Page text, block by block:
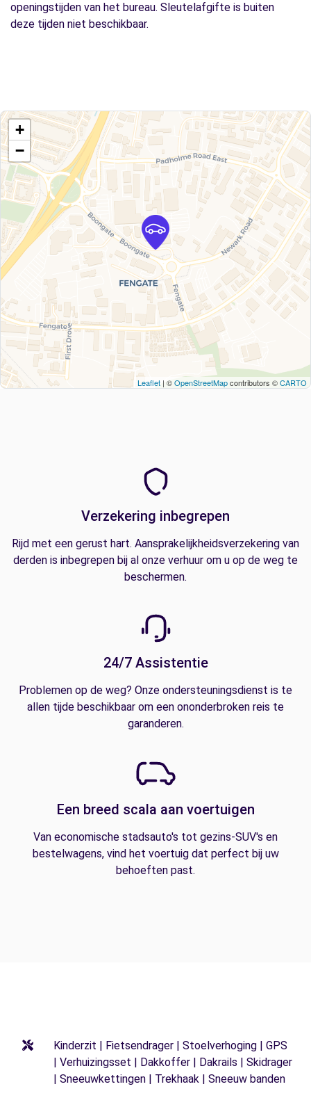
openingstijden van het bureau. Sleutelafgifte is buiten
deze tijden niet beschikbaar.
+
−
Leaflet | ©OpenStreetMapcontributors ©CARTO
Verzekering inbegrepen
Rijd met een gerust hart. Aansprakelijkheidsverzekering van
derden is inbegrepen bij al onze verhuur om u op de weg te
beschermen.
24/7 Assistentie
Problemen op de weg? Onze ondersteuningsdienst is te
allen tijde beschikbaar om een ononderbroken reis te
garanderen.
Een breed scala aan voertuigen
Van economische stadsauto's tot gezins-SUV's en
bestelwagens, vind het voertuig dat perfect bij uw
behoeften past.
Kinderzit | Fietsendrager | Stoelverhoging | GPS
| Verhuizingsset | Dakkoffer | Dakrails | Skidrager
| Sneeuwkettingen | Trekhaak | Sneeuw banden